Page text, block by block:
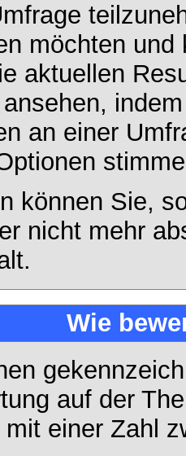
möchten
aktuellen
an einer
können Sie,
nicht mehr
Wie
auf der
einer Zahl